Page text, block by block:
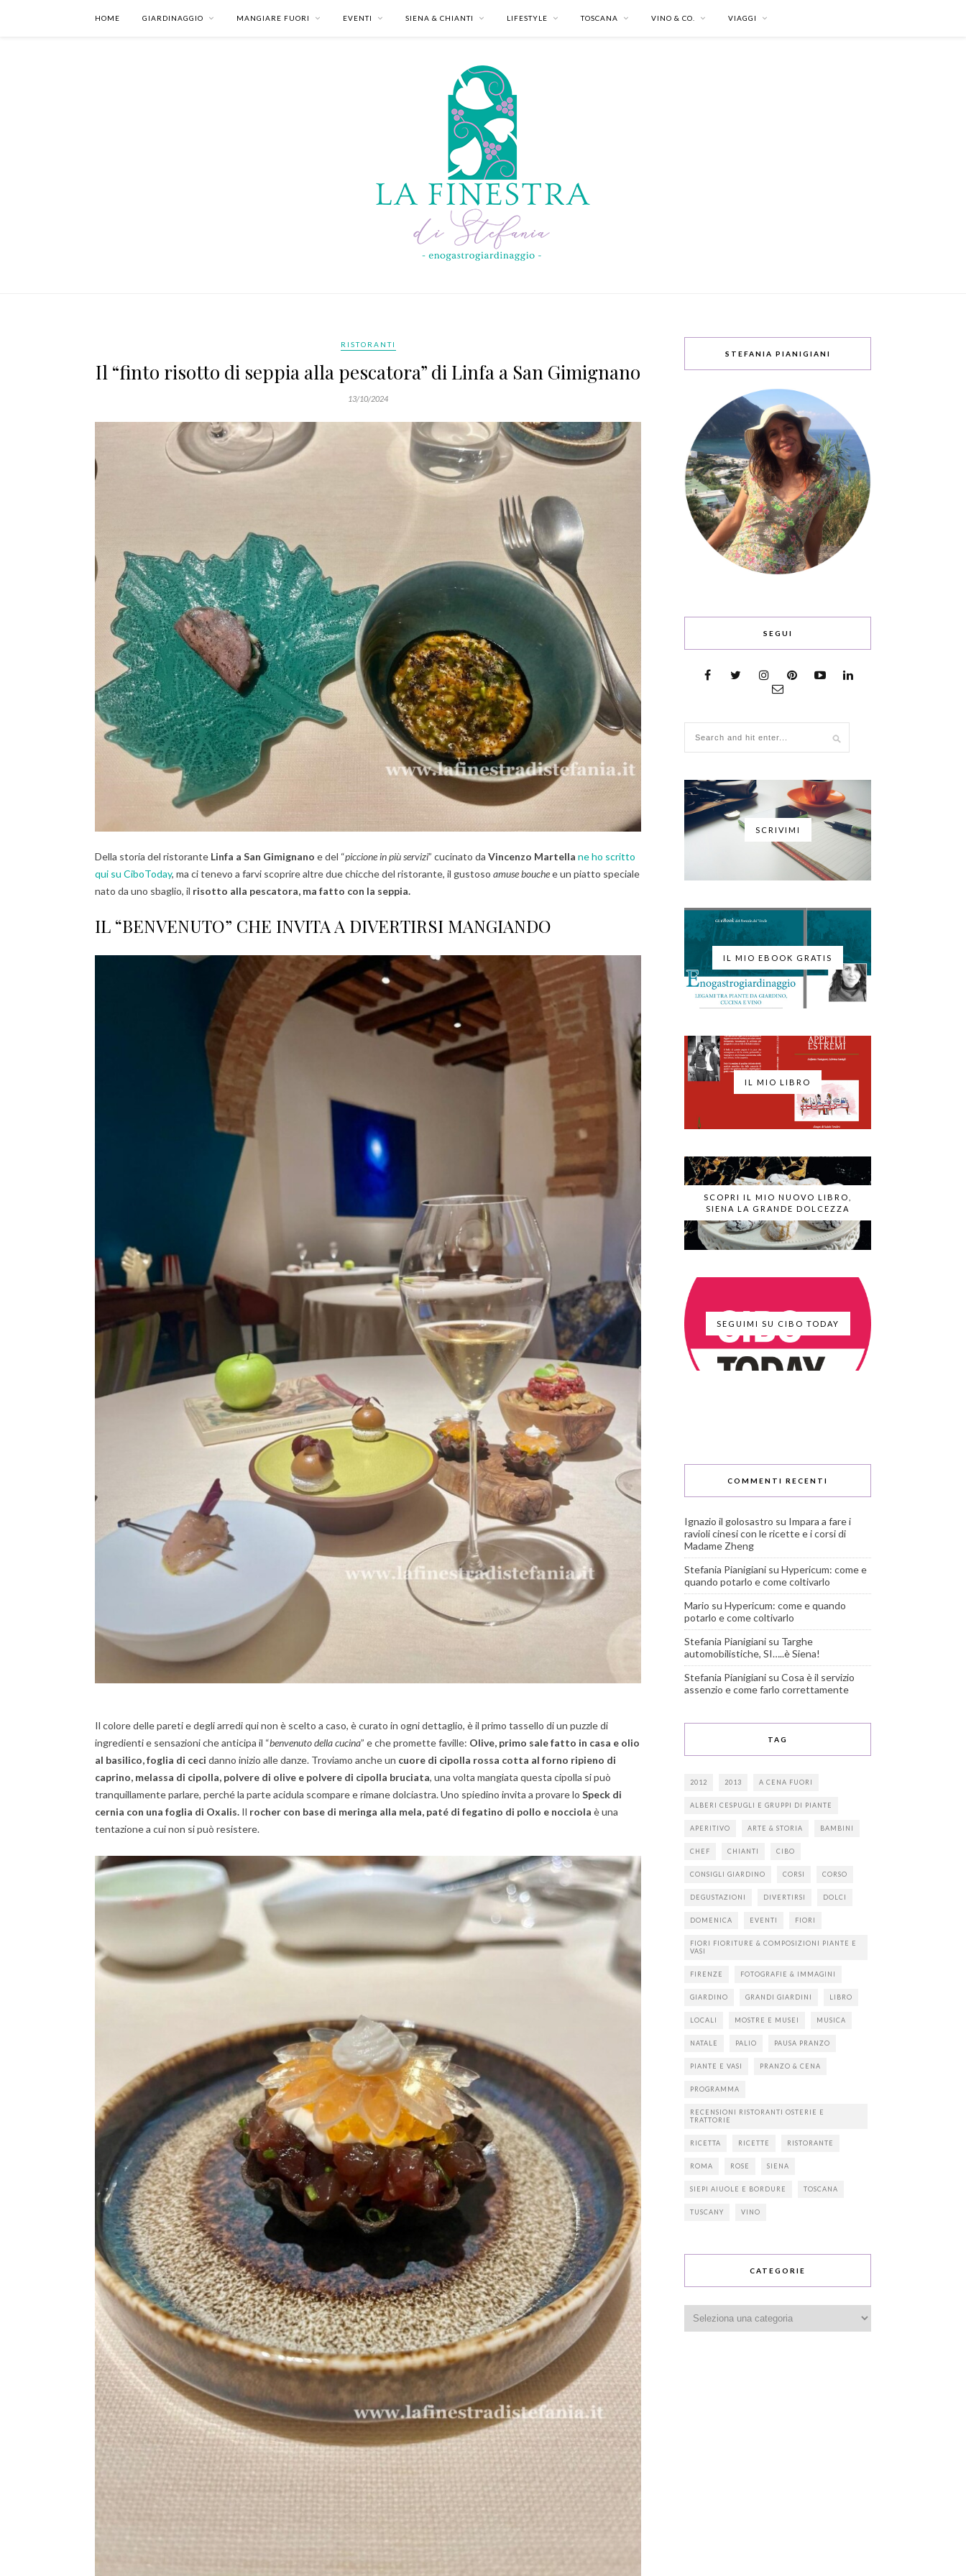
HOME GIARDINAGGIO MANGIARE FUORI EVENTI SIENA & CHIANTI LIFESTYLE TOSCANA VINO & CO. VIAGGI
RISTORANTI
Il “finto risotto di seppia alla pescatora” di Linfa a San Gimignano
13/10/2024
Della storia del ristorante Linfa a San Gimignano e del “piccione in più servizi” cucinato da Vincenzo Martella ne ho scritto
qui su CiboToday, ma ci tenevo a farvi scoprire altre due chicche del ristorante, il gustoso amuse bouchee un piatto speciale
nato da uno sbaglio, il risotto alla pescatora, ma fatto con la seppia.
IL “BENVENUTO” CHE INVITA A DIVERTIRSI MANGIANDO
Il colore delle pareti e degli arredi qui non è scelto a caso, è curato in ogni dettaglio, è il primo tassello di un puzzle di
ingredienti e sensazioni che anticipa il “benvenuto della cucina” e che promette faville: Olive, primo sale fatto in casa e olio
al basilico, foglia di ceci danno inizio alle danze. Troviamo anche un cuore di cipolla rossa cotta al forno ripieno di
caprino, melassa di cipolla, polvere di olive e polvere di cipolla bruciata, una volta mangiata questa cipolla si può
tranquillamente parlare, perché la parte acidula scompare e rimane dolciastra. Uno spiedino invita a provare lo Speck di
cernia con una foglia di Oxalis. Il rocher con base di meringa alla mela, paté di fegatino di pollo e nocciola è una
tentazione a cui non si può resistere.
STEFANIA PIANIGIANI
SEGUI
SCRIVIMI
IL MIO EBOOK GRATIS
IL MIO LIBRO
SCOPRI IL MIO NUOVO LIBRO,
SIENA LA GRANDE DOLCEZZA
SEGUIMI SU CIBO TODAY
COMMENTI RECENTI
Ignazio il golosastro su Impara a fare i
ravioli cinesi con le ricette e i corsi di
Madame Zheng
Stefania Pianigiani su Hypericum: come e
quando potarlo e come coltivarlo
Mario su Hypericum: come e quando
potarlo e come coltivarlo
Stefania Pianigiani su Targhe
automobilistiche, SI…..è Siena!
Stefania Pianigiani su Cosa è il servizio
assenzio e come farlo correttamente
TAG
2012 2013 A CENA FUORI
ALBERI CESPUGLI E GRUPPI DI PIANTE
APERITIVO ARTE & STORIA BAMBINI
CHEF CHIANTI CIBO
CONSIGLI GIARDINO CORSI CORSO
DEGUSTAZIONI DIVERTIRSI DOLCI
DOMENICA EVENTI FIORI
FIORI FIORITURE & COMPOSIZIONI PIANTE E
VASI
FIRENZE FOTOGRAFIE & IMMAGINI
GIARDINO GRANDI GIARDINI LIBRO
LOCALI MOSTRE E MUSEI MUSICA
NATALE PALIO PAUSA PRANZO
PIANTE E VASI PRANZO & CENA
PROGRAMMA
RECENSIONI RISTORANTI OSTERIE E
TRATTORIE
RICETTA RICETTE RISTORANTE
ROMA ROSE SIENA
SIEPI AIUOLE E BORDURE TOSCANA
TUSCANY VINO
CATEGORIE